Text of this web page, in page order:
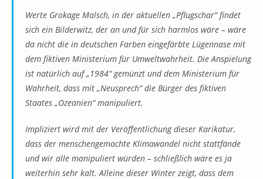
Werte Grokage Malsch, in der aktuellen „Pflugschar“ findet
sich ein Bilderwitz, der an und für sich harmlos wäre – wäre
da nicht die in deutschen Farben eingefärbte Lügennase mit
dem fiktiven Ministerium für Umweltwahrheit. Die Anspielung
ist natürlich auf „1984“ gemünzt und dem Ministerium für
Wahrheit, dass mit „Neusprech“ die Bürger des fiktiven
Staates „Ozeanien“ manipuliert.
Impliziert wird mit der Veröffentlichung dieser Karikatur,
dass der menschengemachte Klimawandel nicht stattfände
und wir alle manipuliert würden – schließlich wäre es ja
weiterhin sehr kalt. Alleine dieser Winter zeigt, dass dem